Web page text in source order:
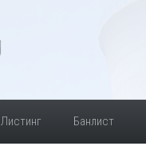
Листинг Банлист